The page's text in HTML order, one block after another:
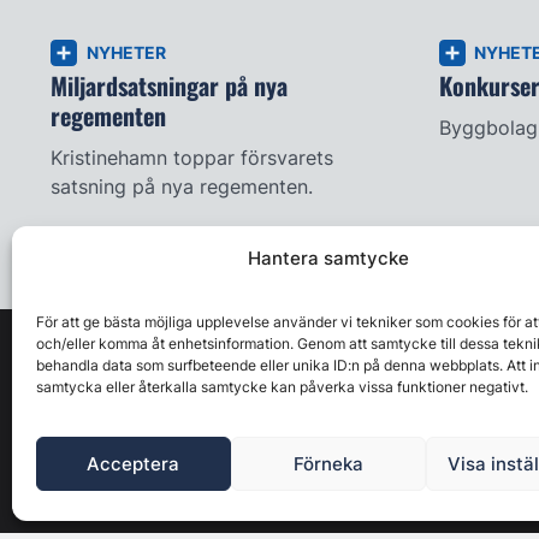
Hantera samtycke
För att ge bästa möjliga upplevelse använder vi tekniker som cookies för
och/eller komma åt enhetsinformation. Genom att samtycke till dessa
behandla data som surfbeteende eller unika ID:n på denna webbplats. Att
samtycka eller återkalla samtycke kan påverka vissa funktioner negativt.
Acceptera Förneka Visa
NYHETER
Miljardsatsningar på nya
regementen
Kristinehamn toppar försvarets
satsning på nya regementen.